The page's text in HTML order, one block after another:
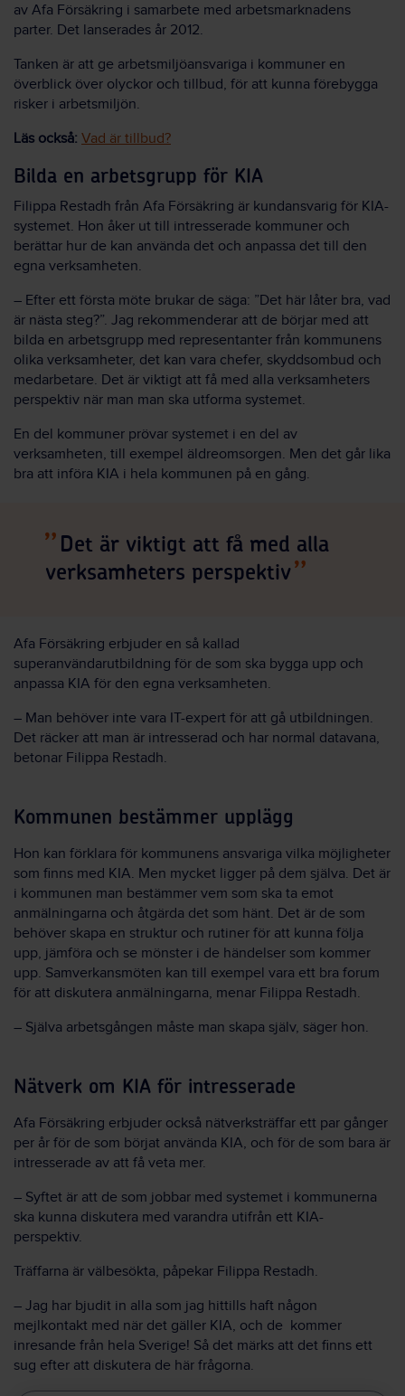
av Afa Försäkring i samarbete med arbetsmarknadens
parter. Det lanserades år 2012.
Tanken är att ge arbetsmiljöansvariga i kommuner en
överblick över olyckor och tillbud, för att kunna förebygga
risker i arbetsmiljön.
Läs också: Vad är tillbud?
Bilda en arbetsgrupp för KIA
Filippa Restadh från Afa Försäkring är kundansvarig för KIA-
systemet. Hon åker ut till intresserade kommuner och
berättar hur de kan använda det och anpassa det till den
egna verksamheten.
– Efter ett första möte brukar de säga: ”Det här låter bra, vad
är nästa steg?”. Jag rekommenderar att de börjar med att
bilda en arbetsgrupp med representanter från kommunens
olika verksamheter, det kan vara chefer, skyddsombud och
medarbetare. Det är viktigt att få med alla verksamheters
perspektiv när man man ska utforma systemet.
En del kommuner prövar systemet i en del av
verksamheten, till exempel äldreomsorgen. Men det går lika
bra att införa KIA i hela kommunen på en gång.
Det är viktigt att få med alla
verksamheters perspektiv
Afa Försäkring erbjuder en så kallad
superanvändarutbildning för de som ska bygga upp och
anpassa KIA för den egna verksamheten.
– Man behöver inte vara IT-expert för att gå utbildningen.
Det räcker att man är intresserad och har normal datavana,
betonar Filippa Restadh.
Kommunen bestämmer upplägg
Hon kan förklara för kommunens ansvariga vilka möjligheter
som finns med KIA. Men mycket ligger på dem själva. Det är
i kommunen man bestämmer vem som ska ta emot
anmälningarna och åtgärda det som hänt. Det är de som
behöver skapa en struktur och rutiner för att kunna följa
upp, jämföra och se mönster i de händelser som kommer
upp. Samverkansmöten kan till exempel vara ett bra forum
för att diskutera anmälningarna, menar Filippa Restadh.
– Själva arbetsgången måste man skapa själv, säger hon.
Nätverk om KIA för intresserade
Afa Försäkring erbjuder också nätverksträffar ett par gånger
per år för de som börjat använda KIA, och för de som bara är
intresserade av att få veta mer.
– Syftet är att de som jobbar med systemet i kommunerna
ska kunna diskutera med varandra utifrån ett KIA-
perspektiv.
Träffarna är välbesökta, påpekar Filippa Restadh.
– Jag har bjudit in alla som jag hittills haft någon
mejlkontakt med när det gäller KIA, och de kommer
inresande från hela Sverige! Så det märks att det finns ett
sug efter att diskutera de här frågorna.